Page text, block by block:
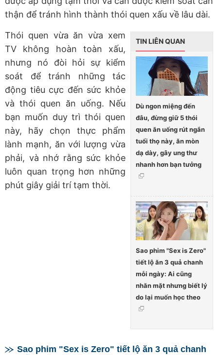
thận để tránh hình thành thói quen xấu về lâu dài.
TIN LIÊN QUAN
Dù ngon miệng đến
đâu, đừng giữ 5 thói
quen ăn uống rút ngắn
tuổi thọ này, ăn mòn
dạ dày, gây ung thư
nhanh hơn bạn tưởng
Sao phim "Sex is Zero"
tiết lộ ăn 3 quả chanh
mỗi ngày: Ai cũng
nhăn mặt nhưng biết lý
do lại muốn học theo
Thói quen vừa ăn vừa xem
TV không hoàn toàn xấu,
nhưng nó đòi hỏi sự kiểm
soát để tránh những tác
động tiêu cực đến sức khỏe
và thói quen ăn uống. Nếu
bạn muốn duy trì thói quen
này, hãy chọn thực phẩm
lành mạnh, ăn với lượng vừa
phải, và nhớ rằng sức khỏe
luôn quan trọng hơn những
phút giây giải trí tạm thời.
Sao phim "Sex is Zero" tiết lộ ăn 3 quả chanh